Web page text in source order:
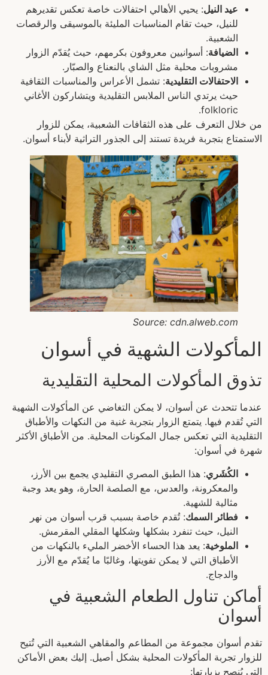
عيد النيل: يحيي الأهالي احتفالات خاصة تعكس تقديرهم
للنيل، حيث تقام المناسبات المليئة بالموسيقى والرقصات
الشعبية.
الضيافة: أسوانيين معروفون بكرمهم، حيث يُقدّم الزوار
مشروبات محلية مثل الشاي بالنعناع والصبّار.
الاحتفالات التقليدية: تشمل الأعراس والمناسبات الثقافية
حيث يرتدي الناس الملابس التقليدية ويتشاركون الأغاني
folkloric.
من خلال التعرف على هذه الثقافات الشعبية، يمكن للزوار
الاستمتاع بتجربة فريدة تستند إلى الجذور التراثية لأبناء أسوان.
Source: cdn.alweb.com
المأكولات الشهية في أسوان
تذوق المأكولات المحلية التقليدية
عندما تتحدث عن أسوان، لا يمكن التغاضي عن المأكولات الشهية
التي تُقدم فيها. يتمتع الزوار بتجربة غنية من النكهات والأطباق
التقليدية التي تعكس جمال المكونات المحلية. من الأطباق الأكثر
شهرة في أسوان:
الكُشَري: هذا الطبق المصري التقليدي يجمع بين الأرز،
والمعكرونة، والعدس، مع الصلصة الحارة، وهو يعد وجبة
مثالية للشهية.
فطائر السمك: تُقدم خاصة بسبب قرب أسوان من نهر
النيل، حيث تنفرد بشكلها وشكلها المقلي المقرمش.
الملوخية: يعد هذا الحساء الأخضر المليء بالنكهات من
الأطباق التي لا يمكن تفويتها، وغالبًا ما يُقدّم مع الأرز
والدجاج.
أماكن تناول الطعام الشعبية في
أسوان
تقدم أسوان مجموعة من المطاعم والمقاهي الشعبية التي تُتيح
للزوار تجربة المأكولات المحلية بشكل أصيل. إليك بعض الأماكن
التي يُنصح بزيارتها: